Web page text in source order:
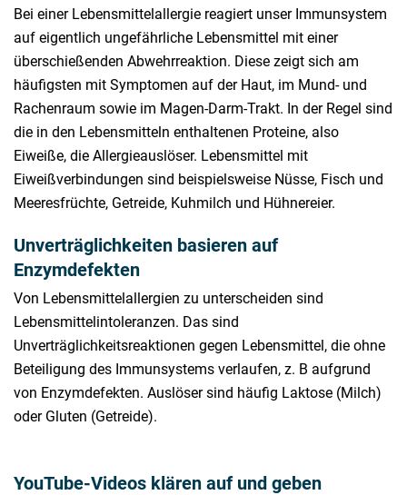
Bei einer Lebensmittelallergie reagiert unser Immunsystem
auf eigentlich ungefährliche Lebensmittel mit einer
überschießenden Abwehrreaktion. Diese zeigt sich am
häufigsten mit Symptomen auf der Haut, im Mund- und
Rachenraum sowie im Magen-Darm-Trakt. In der Regel sind
die in den Lebensmitteln enthaltenen Proteine, also
Eiweiße, die Allergieauslöser. Lebensmittel mit
Eiweißverbindungen sind beispielsweise Nüsse, Fisch und
Meeresfrüchte, Getreide, Kuhmilch und Hühnereier.
Unverträglichkeiten basieren auf
Enzymdefekten
Von Lebensmittelallergien zu unterscheiden sind
Lebensmittelintoleranzen. Das sind
Unverträglichkeitsreaktionen gegen Lebensmittel, die ohne
Beteiligung des Immunsystems verlaufen, z. B aufgrund
von Enzymdefekten. Auslöser sind häufig Laktose (Milch)
oder Gluten (Getreide).
YouTube-Videos klären auf und geben